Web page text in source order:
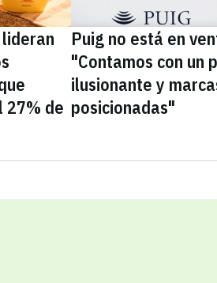
27% de
Puig no está en
"Contamos con un
ilusionante y
posicionadas"